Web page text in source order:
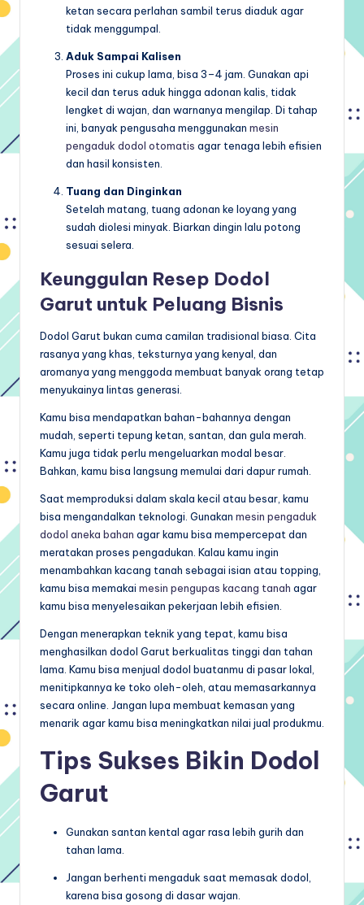
ketan secara perlahan sambil terus diaduk agar
tidak menggumpal.
Aduk Sampai Kalisen
Proses ini cukup lama, bisa 3–4 jam. Gunakan api
kecil dan terus aduk hingga adonan kalis, tidak
lengket di wajan, dan warnanya mengilap. Di tahap
ini, banyak pengusaha menggunakan mesin
pengaduk dodol otomatis agar tenaga lebih efisien
dan hasil konsisten.
Tuang dan Dinginkan
Setelah matang, tuang adonan ke loyang yang
sudah diolesi minyak. Biarkan dingin lalu potong
sesuai selera.
Keunggulan Resep Dodol
Garut untuk Peluang Bisnis
Dodol Garut bukan cuma camilan tradisional biasa. Cita
rasanya yang khas, teksturnya yang kenyal, dan
aromanya yang menggoda membuat banyak orang tetap
menyukainya lintas generasi.
Kamu bisa mendapatkan bahan-bahannya dengan
mudah, seperti tepung ketan, santan, dan gula merah.
Kamu juga tidak perlu mengeluarkan modal besar.
Bahkan, kamu bisa langsung memulai dari dapur rumah.
Saat memproduksi dalam skala kecil atau besar, kamu
bisa mengandalkan teknologi. Gunakan mesin pengaduk
dodol aneka bahan agar kamu bisa mempercepat dan
meratakan proses pengadukan. Kalau kamu ingin
menambahkan kacang tanah sebagai isian atau topping,
kamu bisa memakai mesin pengupas kacang tanah agar
kamu bisa menyelesaikan pekerjaan lebih efisien.
Dengan menerapkan teknik yang tepat, kamu bisa
menghasilkan dodol Garut berkualitas tinggi dan tahan
lama. Kamu bisa menjual dodol buatanmu di pasar lokal,
menitipkannya ke toko oleh-oleh, atau memasarkannya
secara online. Jangan lupa membuat kemasan yang
menarik agar kamu bisa meningkatkan nilai jual produkmu.
Tips Sukses Bikin Dodol
Garut
Gunakan santan kental agar rasa lebih gurih dan
tahan lama.
Jangan berhenti mengaduk saat memasak dodol,
karena bisa gosong di dasar wajan.